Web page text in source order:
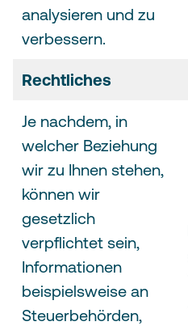
analysieren und zu
verbessern.
Rechtliches
Je nachdem, in
welcher Beziehung
wir zu Ihnen stehen,
können wir
gesetzlich
verpflichtet sein,
Informationen
beispielsweise an
Steuerbehörden,